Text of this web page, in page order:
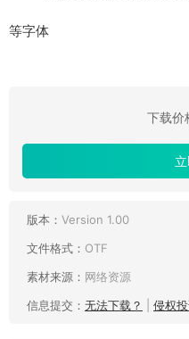
等字体
下载价
版本： Version 1.00
文件格式： OTF
素材来源： 网络资源
信息提交： 无法下载？ 侵权